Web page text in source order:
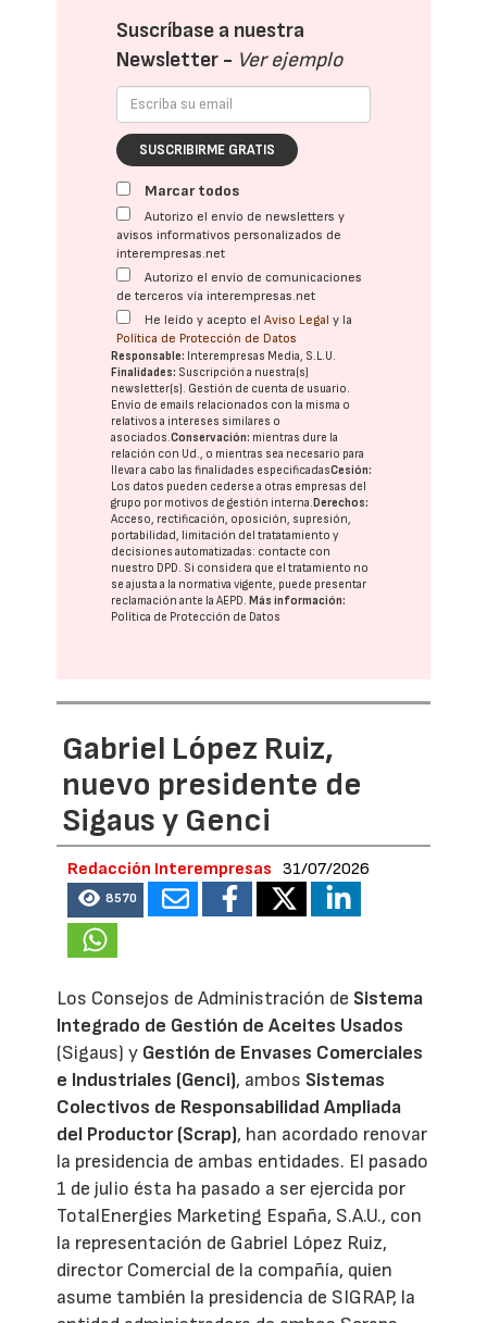
Suscríbase a nuestra
Newsletter - Ver ejemplo
SUSCRIBIRME GRATIS
Marcar todos
Autorizo el envío de newsletters y
avisos informativos personalizados de
interempresas.net
Autorizo el envío de comunicaciones
de terceros vía interempresas.net
He leído y acepto elAviso Legal y la
Política de Protección de Datos
Responsable: Interempresas Media, S.L.U.
Finalidades: Suscripción a nuestra(s)
newsletter(s). Gestión de cuenta de usuario.
Envío de emails relacionados con la misma o
relativos a intereses similares o
asociados.Conservación: mientras dure la
relación con Ud., o mientras sea necesario para
llevar a cabo las finalidades especificadasCesión:
Los datos pueden cederse a otras empresas del
grupo por motivos de gestión interna.Derechos:
Acceso, rectificación, oposición, supresión,
portabilidad, limitación del tratatamiento y
decisiones automatizadas: contacte con
nuestro DPD. Si considera que el tratamiento no
se ajusta a la normativa vigente, puede presentar
reclamación ante laAEPD.Más información:
Política de Protección de Datos
Gabriel López Ruiz,
nuevo presidente de
Sigaus y Genci
Redacción Interempresas 31/07/2026
8570
Los Consejos de Administración de Sistema
Integrado de Gestión de Aceites Usados
(Sigaus) y Gestión de Envases Comerciales
e Industriales (Genci), ambos Sistemas
Colectivos de Responsabilidad Ampliada
del Productor (Scrap), han acordado renovar
la presidencia de ambas entidades. El pasado
1 de julio ésta ha pasado a ser ejercida por
TotalEnergies Marketing España, S.A.U., con
la representación de Gabriel López Ruiz,
director Comercial de la compañía, quien
asume también la presidencia de SIGRAP, la